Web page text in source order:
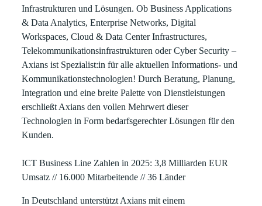
Infrastrukturen und Lösungen. Ob Business Applications
& Data Analytics, Enterprise Networks, Digital
Workspaces, Cloud & Data Center Infrastructures,
Telekommunikationsinfrastrukturen oder Cyber Security –
Axians ist Spezialist:in für alle aktuellen Informations- und
Kommunikationstechnologien! Durch Beratung, Planung,
Integration und eine breite Palette von Dienstleistungen
erschließt Axians den vollen Mehrwert dieser
Technologien in Form bedarfsgerechter Lösungen für den
Kunden.
ICT Business Line Zahlen in 2025: 3,8 Milliarden EUR
Umsatz // 16.000 Mitarbeitende // 36 Länder
In Deutschland unterstützt Axians mit einem